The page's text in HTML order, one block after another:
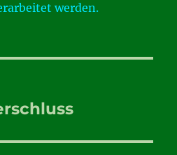
werden.